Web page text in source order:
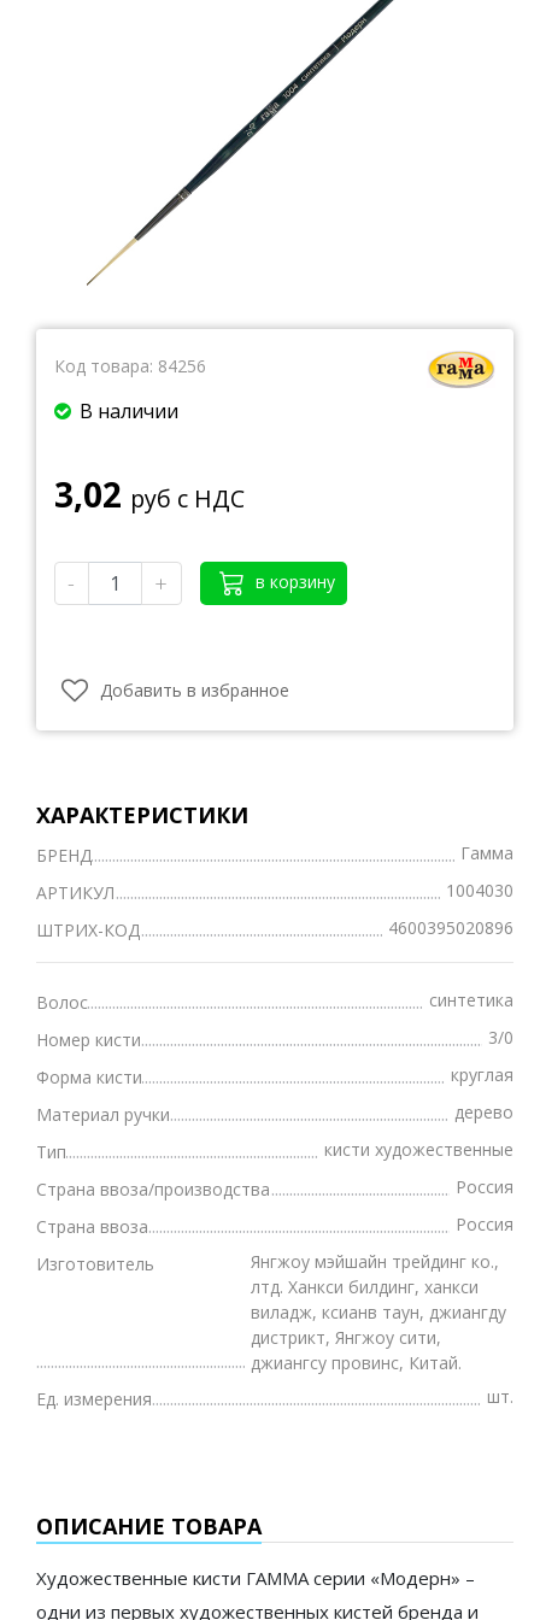
Ватманы, калька, бумага миллиметровая, форматки
Бумага для художественных и дизайнерских работ
Грамоты, дипломы, благодарности
Канцелярские книги, книги учета
Календари
Бумага писчая, газетная, копирка
Бумага в рулоне и стопе
Код товара: 84256
В наличии
3,02 руб с НДС
- + в корзину
Добавить в избранное
ХАРАКТЕРИСТИКИ
БРЕНД
Гамма
АРТИКУЛ
1004030
ШТРИХ-КОД
4600395020896
Волос
синтетика
Номер кисти
3/0
Форма кисти
круглая
Материал ручки
дерево
Тип
кисти художественные
Страна ввоза/производства
Россия
Страна ввоза
Россия
Изготовитель
Янгжоу мэйшайн трейдинг ко.,
лтд. Ханкси билдинг, ханкси
виладж, ксианв таун, джиангду
дистрикт, Янгжоу сити,
джиангсу провинс, Китай.
Ед. измерения
шт.
ОПИСАНИЕ ТОВАРА
Художественные кисти ГАММА серии «Модерн» –
одни из первых художественных кистей бренда и